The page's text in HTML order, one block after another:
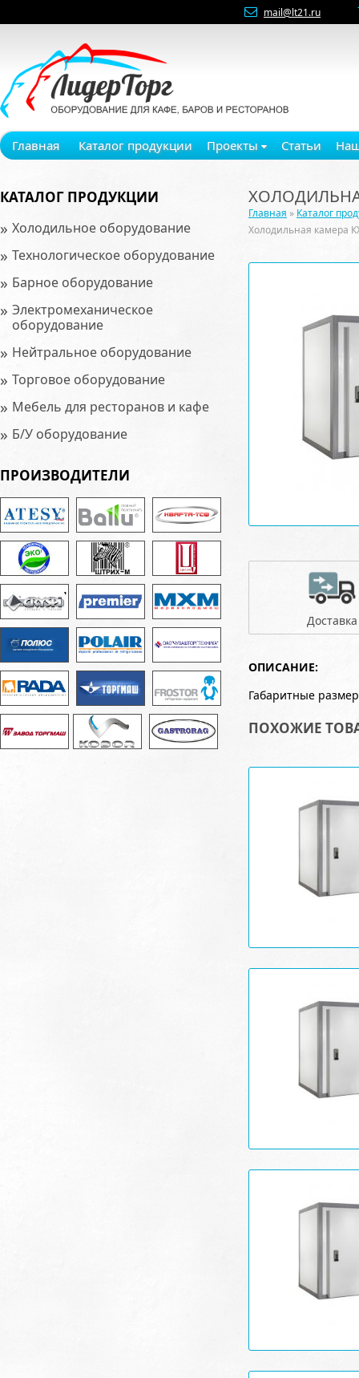
mail@lt21.ru
Главная Каталог продукции Проекты Статьи
КАТАЛОГ ПРОДУКЦИИ
» Холодильное оборудование
» Технологическое оборудование
» Барное оборудование
» Электромеханическое
оборудование
» Нейтральное оборудование
» Торговое оборудование
» Мебель для ресторанов и кафе
» Б/У оборудование
ПРОИЗВОДИТЕЛИ
Главная » Каталог
Холодильная камера
Доставка
ОПИСАНИЕ:
Габаритные
ПОХОЖИЕ